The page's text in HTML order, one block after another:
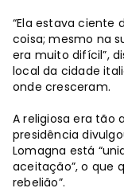
“Ela estava ciente
coisa; mesmo na
era muito difícil”,
local da cidade
onde cresceram.
A religiosa era tão
presidência
Lomagna está
aceitação”, o que
rebelião”.